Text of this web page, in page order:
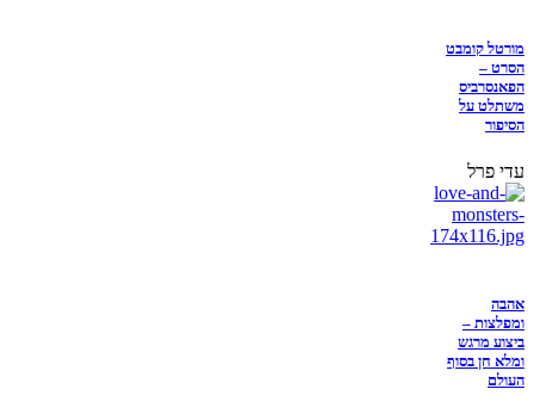
מורטל קומבט
הסרט –
הפאנסרביס
משתלט על
הסיפור
עדי פרל
אהבה
ומפלצות –
ביצוע מרגש
ומלא חן בסוף
העולם